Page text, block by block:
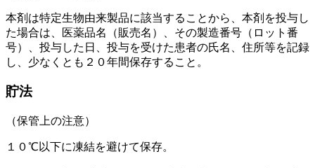
本剤は特定生物由来製品に該当することから、本剤を投与し
た場合は、医薬品名（販売名）、その製造番号（ロット番
号）、投与した日、投与を受けた患者の氏名、住所等を記録
し、少なくとも２０年間保存すること。
貯法
（保管上の注意）
１０℃以下に凍結を避けて保存。